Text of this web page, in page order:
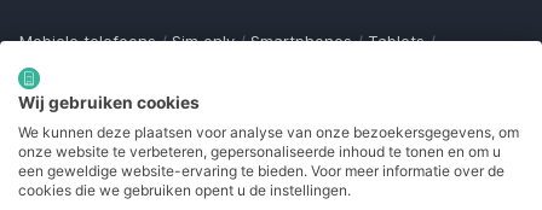
Mobiele telefoons / Sim only / Smartphones / Tablets /
Smartwatches
Bluetooth trackers / Opladers
Samsung Galaxy
Gamingtelefoons / Foldables / Robuuste telefoons /
Seniorentelefoons / Waterdichte telefoons / Refurbished
Wij gebruiken cookies
We kunnen deze plaatsen voor analyse van onze bezoekersgegevens, om
onze website te verbeteren, gepersonaliseerde inhoud te tonen en om u
een geweldige website-ervaring te bieden. Voor meer informatie over de
cookies die we gebruiken opent u de instellingen.